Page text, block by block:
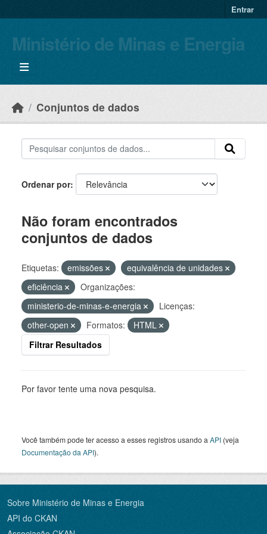
Entrar
Ministério de Minas e Energia
Conjuntos de dados
Ordenar por
Não foram encontrados
conjuntos de dados
Etiquetas: emissões
equivalência de unidades
eficiência
Organizações:
ministerio-de-minas-e-energia
Licenças:
other-open
Formatos:
HTML
Filtrar Resultados
Por favor tente uma nova pesquisa.
Você também pode ter acesso a esses registros usando a API (veja
Documentação da API).
Sobre Ministério de Minas e Energia
API do CKAN